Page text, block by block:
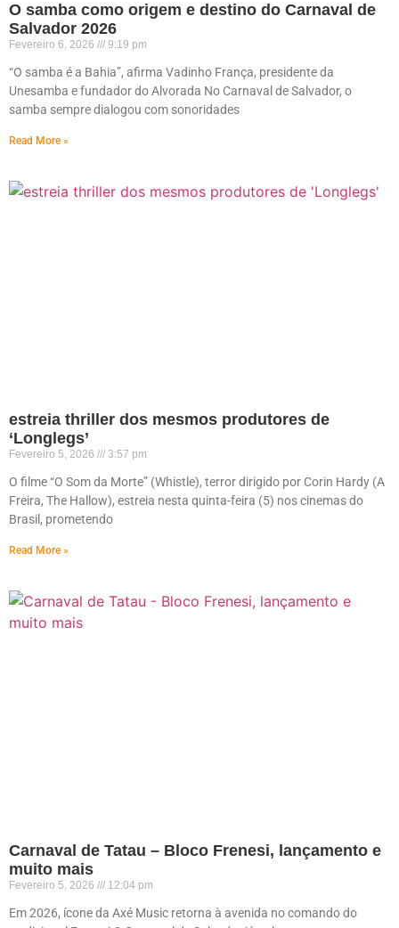
O samba como origem e destino do Carnaval de
Salvador 2026
Fevereiro 6, 2026 9:19 pm
“O samba é a Bahia”, afirma Vadinho França, presidente da
Unesamba e fundador do Alvorada No Carnaval de Salvador, o
samba sempre dialogou com sonoridades
Read More »
estreia thriller dos mesmos produtores de
‘Longlegs’
Fevereiro 5, 2026 3:57 pm
O filme “O Som da Morte” (Whistle), terror dirigido por Corin Hardy (A
Freira, The Hallow), estreia nesta quinta-feira (5) nos cinemas do
Brasil, prometendo
Read More »
Carnaval de Tatau – Bloco Frenesi, lançamento e
muito mais
Fevereiro 5, 2026 12:04 pm
Em 2026, ícone da Axé Music retorna à avenida no comando do